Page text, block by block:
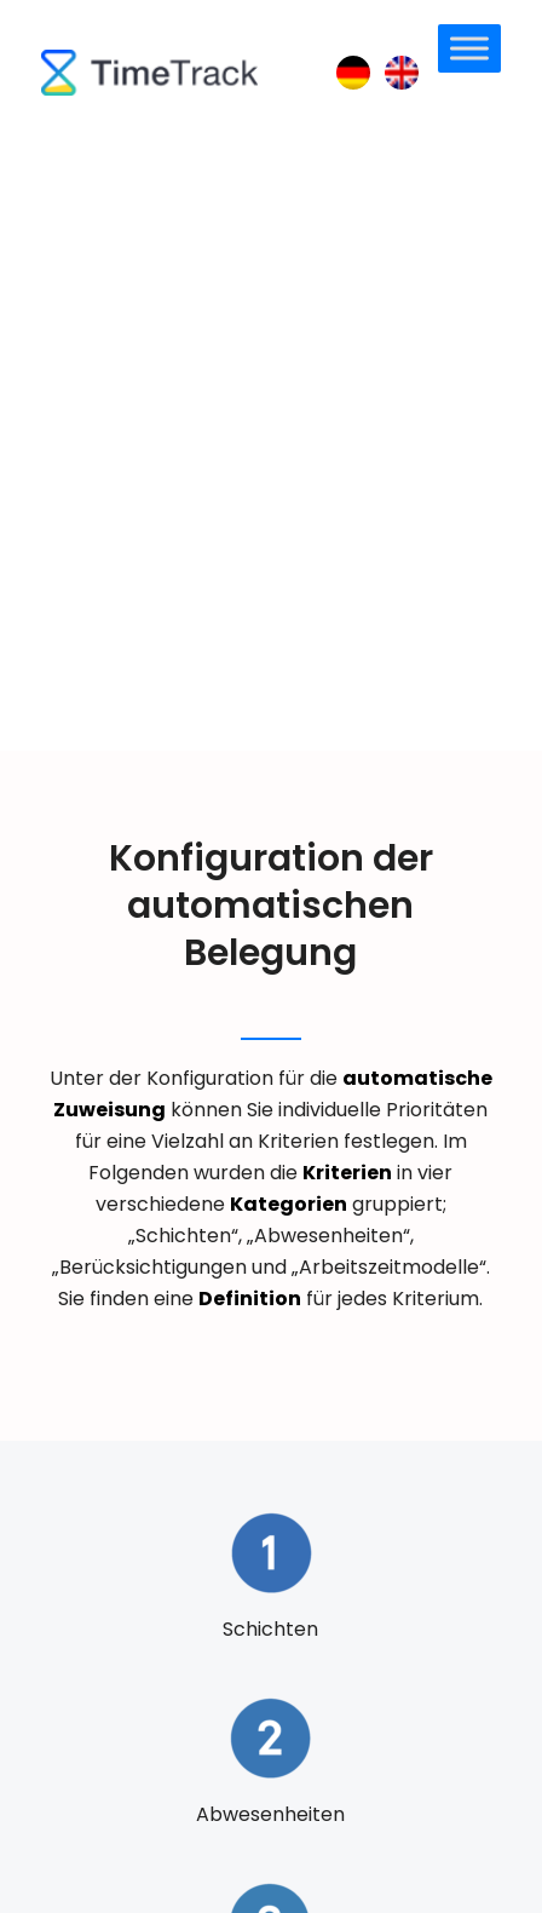
Konfiguration der
automatischen
Belegung
Unter der Konfiguration für die automatische
Zuweisung können Sie individuelle Prioritäten
für eine Vielzahl an Kriterien festlegen. Im
Folgenden wurden die Kriterien in vier
verschiedene Kategorien gruppiert;
„Schichten“, „Abwesenheiten“,
„Berücksichtigungen und „Arbeitszeitmodelle“.
Sie finden eine Definition für jedes Kriterium.
Schichten
Abwesenheiten